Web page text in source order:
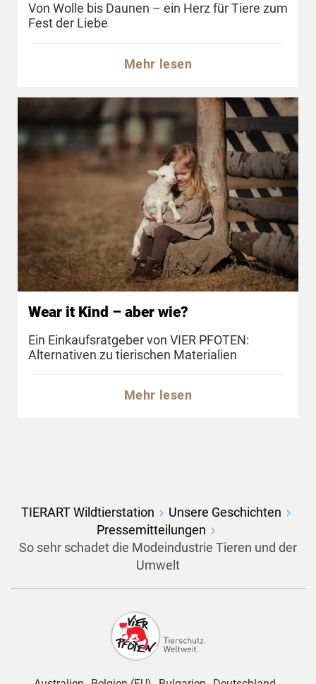
Von Wolle bis Daunen – ein Herz für Tiere zum
Fest der Liebe
Mehr lesen
Wear it Kind – aber wie?
Ein Einkaufsratgeber von VIER PFOTEN:
Alternativen zu tierischen Materialien
Mehr lesen
TIERART Wildtierstation
Unsere Geschichten
Pressemitteilungen
So sehr schadet die Modeindustrie Tieren und der
Umwelt